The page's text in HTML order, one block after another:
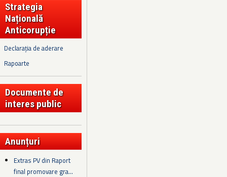
Strategia
Națională
Anticorupție
Declarația de aderare
Rapoarte
Documente de
interes public
Anunțuri
Extras PV din Raport
final promovare gra...